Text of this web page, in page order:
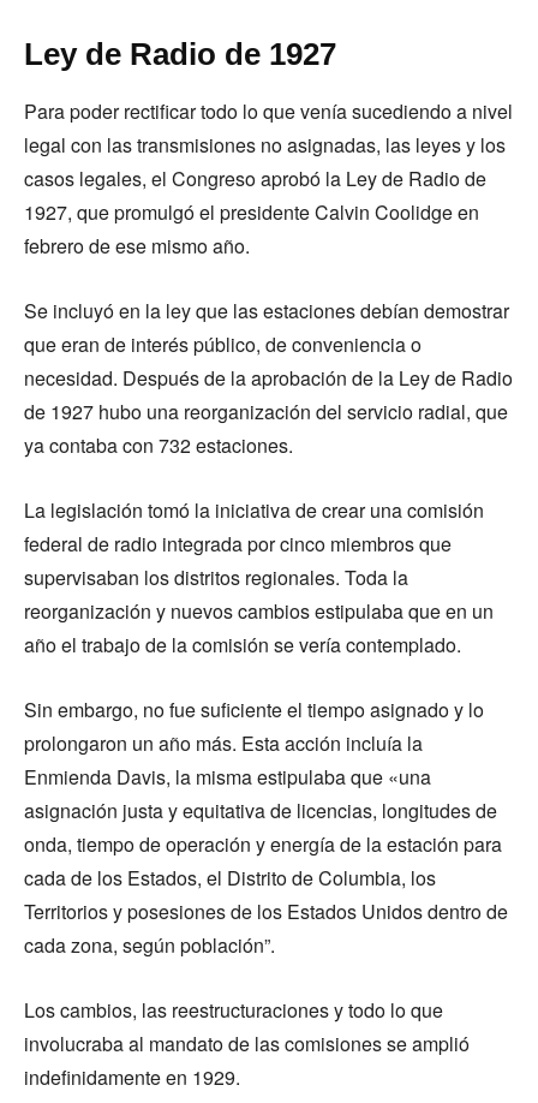
Ley de Radio de 1927
Para poder rectificar todo lo que venía sucediendo a nivel
legal con las transmisiones no asignadas, las leyes y los
casos legales, el Congreso aprobó la Ley de Radio de
1927, que promulgó el presidente Calvin Coolidge en
febrero de ese mismo año.
Se incluyó en la ley que las estaciones debían demostrar
que eran de interés público, de conveniencia o
necesidad. Después de la aprobación de la Ley de Radio
de 1927 hubo una reorganización del servicio radial, que
ya contaba con 732 estaciones.
La legislación tomó la iniciativa de crear una comisión
federal de radio integrada por cinco miembros que
supervisaban los distritos regionales. Toda la
reorganización y nuevos cambios estipulaba que en un
año el trabajo de la comisión se vería contemplado.
Sin embargo, no fue suficiente el tiempo asignado y lo
prolongaron un año más. Esta acción incluía la
Enmienda Davis, la misma estipulaba que «una
asignación justa y equitativa de licencias, longitudes de
onda, tiempo de operación y energía de la estación para
cada de los Estados, el Distrito de Columbia, los
Territorios y posesiones de los Estados Unidos dentro de
cada zona, según población”.
Los cambios, las reestructuraciones y todo lo que
involucraba al mandato de las comisiones se amplió
indefinidamente en 1929.